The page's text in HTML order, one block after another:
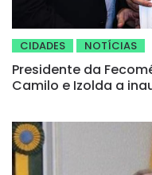
CIDADES NOTÍCIAS
Presidente da
Camilo e Izolda a